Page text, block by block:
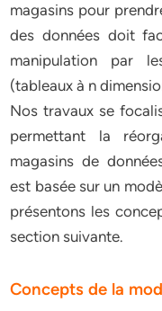
magasins pour
des données doit
manipulation par
(tableaux à n
Nos travaux se
permettant la
magasins de
est basée sur un
présentons les
section suivante.
Concepts de la